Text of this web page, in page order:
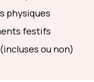
physiques
festifs
ou non)